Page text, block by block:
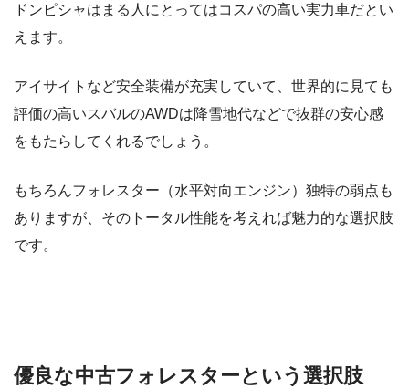
ドンピシャはまる人にとってはコスパの高い実力車だとい
えます。
アイサイトなど安全装備が充実していて、世界的に見ても
評価の高いスバルのAWDは降雪地代などで抜群の安心感
をもたらしてくれるでしょう。
もちろんフォレスター（水平対向エンジン）独特の弱点も
ありますが、そのトータル性能を考えれば魅力的な選択肢
です。
優良な中古フォレスターという選択肢